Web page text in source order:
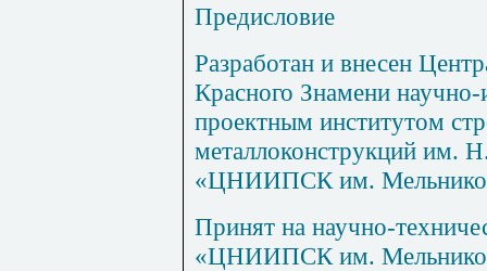
Предисловие
Разработан и внесен
Красного Знамени научно-
проектным институтом
металлоконструкций им.
«ЦНИИПСК им.
Принят на научно-
«ЦНИИПСК им.